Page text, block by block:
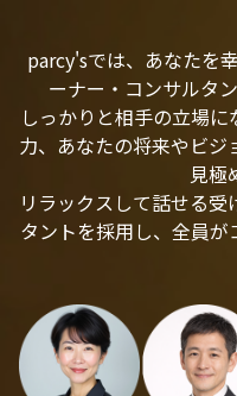
parcy'sでは、あなたを
ーナー・コンサルタ
しっかりと相手の立場
力、あなたの将来やビジ
見極
リラックスして話せる
タントを採用し、全員が